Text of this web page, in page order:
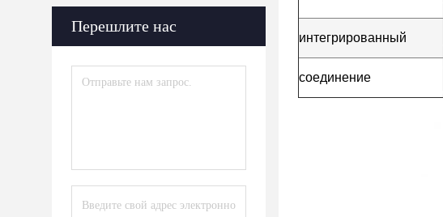
Перешлите нас
интегрированный
соединение